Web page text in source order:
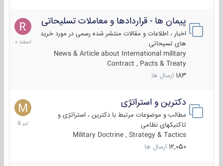
پیمان ها - قراردادها و معاملات تسلیحاتی
اخبار ، اطلاعات و مقالات منتشر شده رسمی در مورد خرید
های تسیحاتی
News & Article about International military
Contract , Pacts & Treaty
183 ارسال ها
7
اسفند
1400
دکترین و استراتژی
مطالب و موضوعات مرتبط با دکترین ، استراتژی و
تاکتیکهای نظامی
Military Doctrine , Strategy & Tactics
12,050 ارسال ها
27
تیر
1405